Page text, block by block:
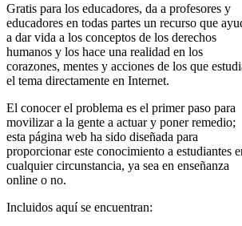
Gratis para los educadores, da a profesores y
educadores en todas partes un recurso que
a dar vida a los conceptos de los derechos
humanos y los hace una realidad en los
corazones, mentes y acciones de los que
el tema directamente en Internet.
El conocer el problema es el primer paso para
movilizar a la gente a actuar y poner remedio;
esta página web ha sido diseñada para
proporcionar este conocimiento a estudiantes
cualquier circunstancia, ya sea en enseñanza
online o no.
Incluidos aquí se encuentran: